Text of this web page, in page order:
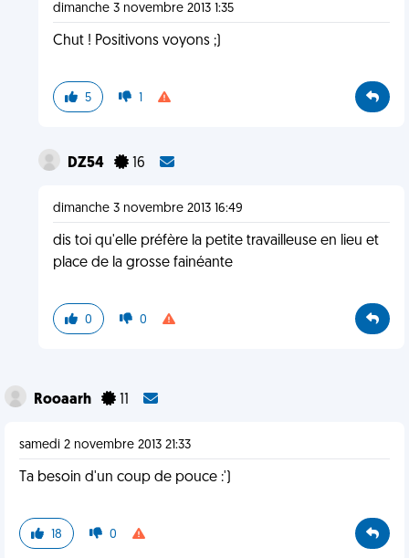
dimanche 3 novembre 2013 1:35
Chut ! Positivons voyons ;)
5 1
DZ54 16
dimanche 3 novembre 2013 16:49
dis toi qu'elle préfère la petite travailleuse en lieu et
place de la grosse fainéante
0 0
Rooaarh
samedi 2 novembre 2013 21:33
Ta besoin d'un coup de pouce :')
18 0